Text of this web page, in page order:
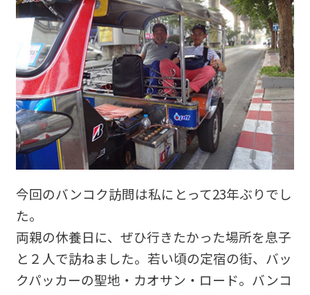
今回のバンコク訪問は私にとって23年ぶりでし
た。
両親の休養日に、ぜひ行きたかった場所を息子
と２人で訪ねました。若い頃の定宿の街、バッ
クパッカーの聖地・カオサン・ロード。バンコ